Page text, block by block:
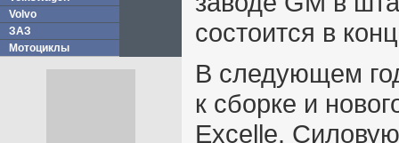
Volvo
ЗАЗ
Мотоциклы
состоится в
В следующем
к сборке и
Excelle.